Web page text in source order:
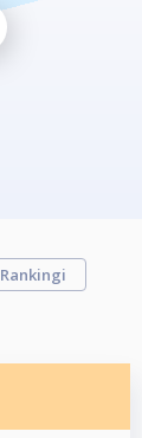
Rankingi